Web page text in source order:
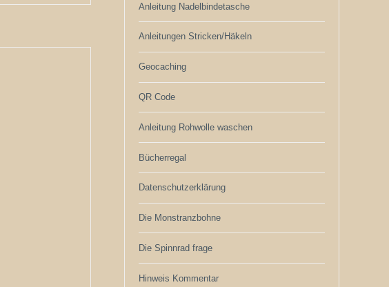
Anleitung Nadelbindetasche
Anleitungen Stricken/Häkeln
Geocaching
QR Code
Anleitung Rohwolle waschen
Bücherregal
Datenschutzerklärung
Die Monstranzbohne
Die Spinnrad frage
Hinweis Kommentar